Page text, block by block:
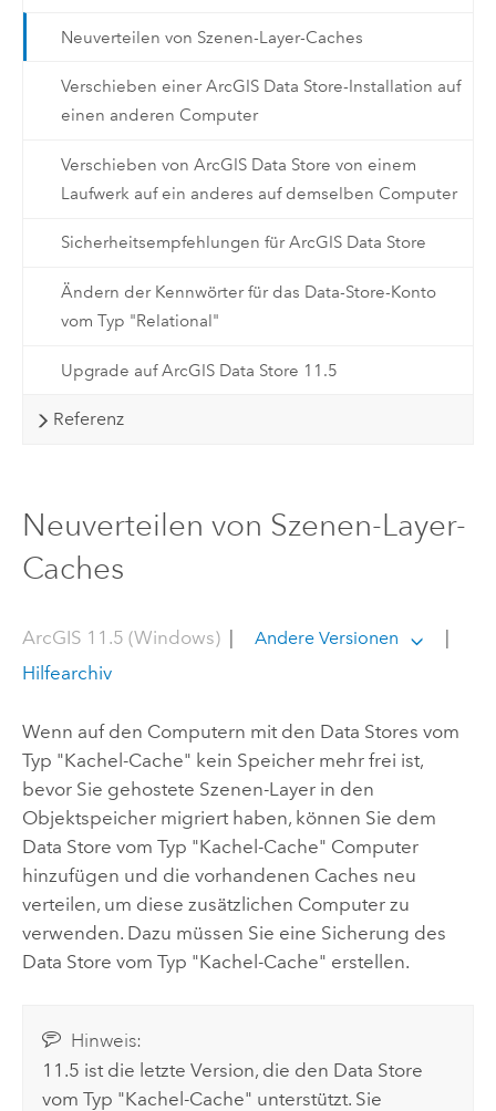
Neuverteilen von Szenen-Layer-Caches
Verschieben einer ArcGIS Data Store-Installation auf
einen anderen Computer
Verschieben von ArcGIS Data Store von einem
Laufwerk auf ein anderes auf demselben Computer
Sicherheitsempfehlungen für ArcGIS Data Store
Ändern der Kennwörter für das Data-Store-Konto
vom Typ "Relational"
Upgrade auf ArcGIS Data Store 11.5
Referenz
Neuverteilen von Szenen-Layer-
Caches
ArcGIS 11.5 (Windows)| Andere Versionen
Hilfearchiv
Wenn auf den Computern mit den Data Stores vom
Typ "Kachel-Cache" kein Speicher mehr frei ist,
bevor Sie gehostete Szenen-Layer in den
Objektspeicher migriert haben, können Sie dem
Data Store vom Typ "Kachel-Cache" Computer
hinzufügen und die vorhandenen Caches neu
verteilen, um diese zusätzlichen Computer zu
verwenden. Dazu müssen Sie eine Sicherung des
Data Store vom Typ "Kachel-Cache" erstellen.
Hinweis:
11.5 ist die letzte Version, die den Data Store
vom Typ "Kachel-Cache" unterstützt. Sie